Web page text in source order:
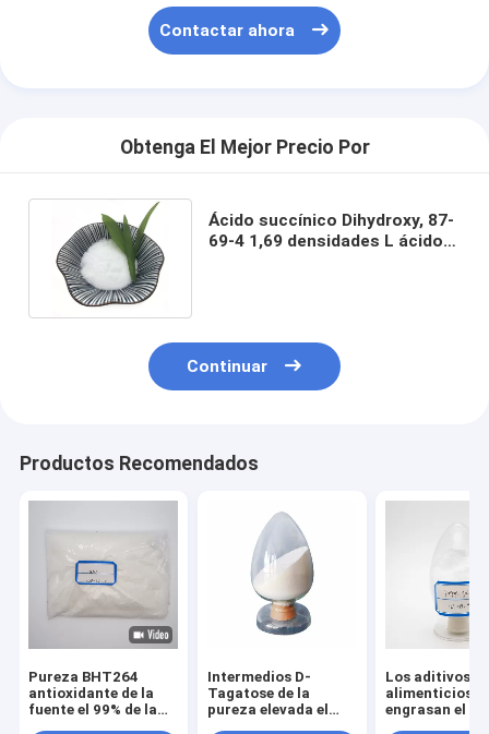
Contactar ahora
Obtenga El Mejor Precio Por
Ácido succínico Dihydroxy, 87-
69-4 1,69 densidades L ácido
Continuar
Productos Recomendados
Pureza BHT264
antioxidante de la
fuente el 99% de la
Intermedios D-
Tagatose de la
pureza elevada el
Los aditivos
alimenticios
engrasan el